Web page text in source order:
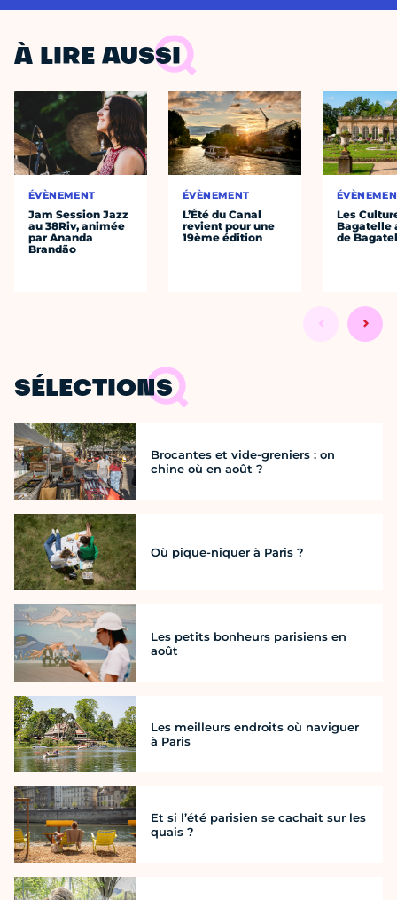
À LIRE AUSSI
ÉVÈNEMENT
Jam Session Jazz
au 38Riv, animée
par Ananda
Brandão
ÉVÈNEMENT
L’Été du Canal
revient pour une
19ème édition
Les
Bagatelle
de
SÉLECTIONS
Brocantes et vide-greniers : on
chine où en août ?
Où pique-niquer à Paris ?
Les petits bonheurs parisiens en
août
Les meilleurs endroits où naviguer
à Paris
Et si l’été parisien se cachait sur les
quais ?